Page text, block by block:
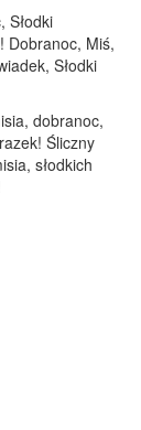
Słodki
Dobranoc, Miś,
Słodki
dobranoc,
Śliczny
słodkich